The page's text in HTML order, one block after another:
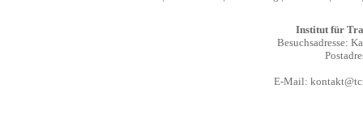
Institut für
Besuchsadresse:
E-Mail: